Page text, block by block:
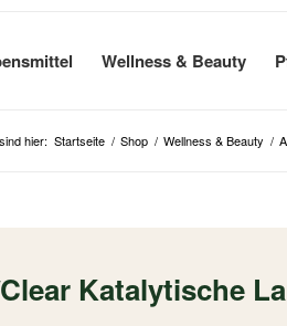
Wellness & Beauty
hier: Startseite / Shop / Wellness & Beauty /
Katalytische